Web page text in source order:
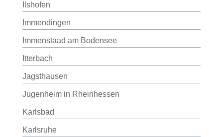
Ilshofen
Immendingen
Immenstaad am Bodensee
Itterbach
Jagsthausen
Jugenheim in Rheinhessen
Karlsbad
Karlsruhe